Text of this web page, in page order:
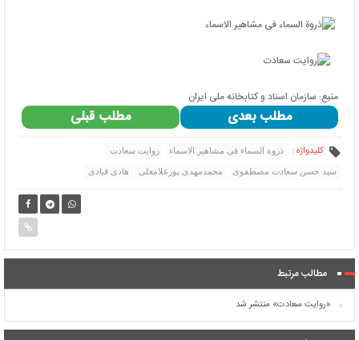
منبع: سازمان اسناد و کتابخانه ملی ایران
مطلب قبلی مطلب بعدی
کلیدواژه : ذروة السماء فی مشاهیر الاسماء روایت سعادت
سید حسن سعادت مصطفوی محمدمهدی پورغلامعلی هادی قبادی
مطالب مرتبط
«روایت سعادت» منتشر شد